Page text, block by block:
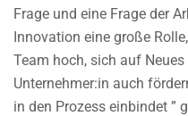
Frage und eine Frage der
Innovation eine große
Team hoch, sich auf
Unternehmer:in auch
in den Prozess einbindet ”